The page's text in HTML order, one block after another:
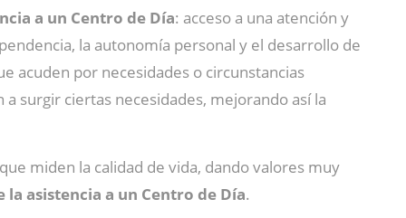
a un Centro de Día: acceso a una atención y
la autonomía personal y el desarrollo de
acuden por necesidades o circunstancias
surgir ciertas necesidades, mejorando así la
miden la calidad de vida, dando valores muy
la asistencia a un Centro de Día.